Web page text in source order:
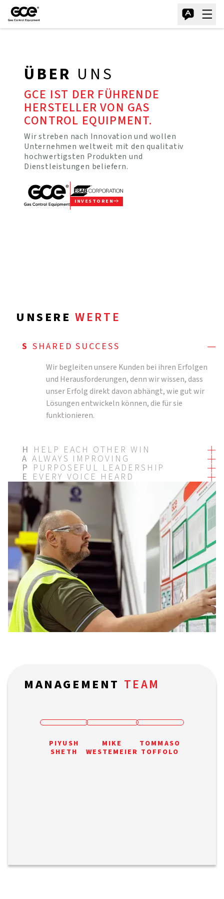
ÜBER UNS
GCE IST DER FÜHRENDE
HERSTELLER VON GAS
CONTROL EQUIPMENT.
Wir streben nach Innovation und wollen
Unternehmen weltweit mit den qualitativ
hochwertigsten Produkten und
Dienstleistungen beliefern.
INVESTOREN
UNSERE WERTE
S SHARED SUCCESS
Wir begleiten unsere Kunden bei ihren Erfolgen
und Herausforderungen, denn wir wissen, dass
unser Erfolg direkt davon abhängt, wie gut wir
Lösungen entwickeln können, die für sie
funktionieren.
H HELP EACH OTHER WIN
A ALWAYS IMPROVING
P PURPOSEFUL LEADERSHIP
E EVERY VOICE HEARD
MANAGEMENT TEAM
PIYUSH
SHETH
MIKE
WESTEMEIER
TOMMASO
TOFFOLO